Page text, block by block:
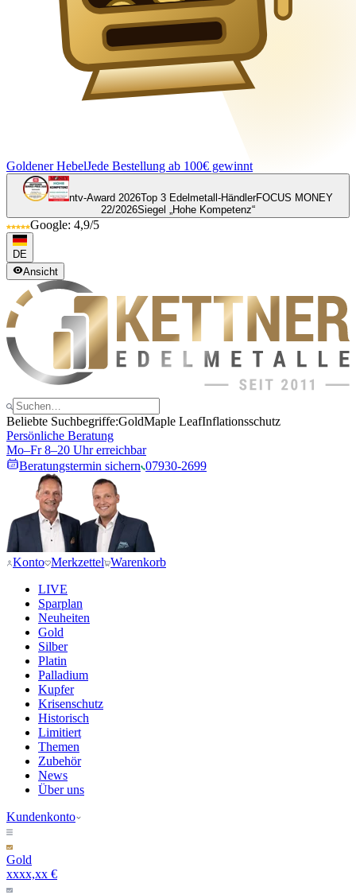
Goldener HebelJede Bestellung ab 100€ gewinnt
ntv-Award 2026Top 3 Edelmetall-HändlerFOCUS MONEY
22/2026Siegel „Hohe Kompetenz“
Google: 4,9/5
DE
Ansicht
Beliebte Suchbegriffe:GoldMaple LeafInflationsschutz
Persönliche Beratung
Mo–Fr 8–20 Uhr erreichbar
Beratungstermin sichern 07930-2699
Konto Merkzettel Warenkorb
LIVE
Sparplan
Neuheiten
Gold
Silber
Platin
Palladium
Kupfer
Krisenschutz
Historisch
Limitiert
Themen
Zubehör
News
Über uns
Kundenkonto
Gold
xxxx,xx €